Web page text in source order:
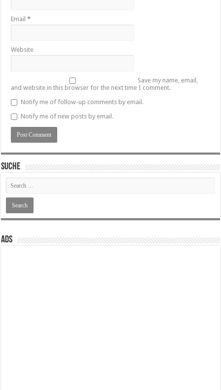
Email*
Website
Save my name, email,
and website in this browser for the next time I comment.
Notify me of follow-up comments by email.
Notify me of new posts by email.
SUCHE
ADS